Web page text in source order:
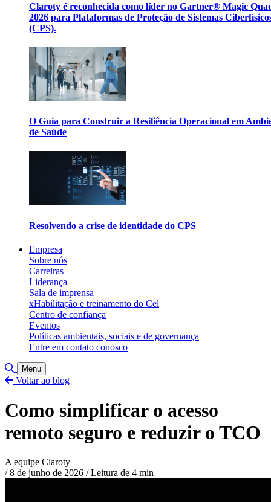
Claroty é reconhecida como líder no Gartner® Magic
2026 para Plataformas de Proteção de Sistemas
(CPS).
O Guia para Construir a Resiliência Operacional em
de Saúde
Resolvendo a crise de identidade do CPS
Empresa
Sobre nós
Carreiras
Liderança
Sala de imprensa
xHabilitação e treinamento do Cel
Centro de confiança
Eventos
Políticas ambientais, sociais e de governança
Entre em contato conosco
Alternar pesquisa
Menu
Voltar ao blog
Como simplificar o acesso
remoto seguro e reduzir o TCO
A equipe Claroty
/ 8 de junho de 2026 /Leitura de 4 min